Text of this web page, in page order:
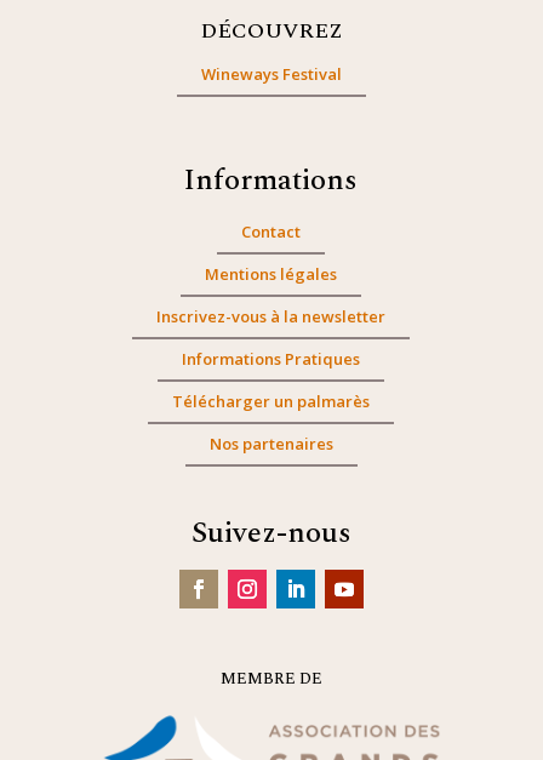
DÉCOUVREZ
Wineways Festival
Informations
Contact
Mentions légales
Inscrivez-vous à la newsletter
Informations Pratiques
Télécharger un palmarès
Nos partenaires
Suivez-nous
MEMBRE DE